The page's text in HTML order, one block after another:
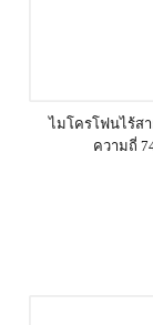
ไมโครโฟนไร้สา
ความถี่